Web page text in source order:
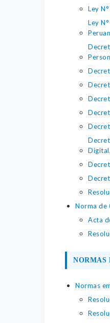
Ley
Ley
Norma de
Acta
NORMAS
Normas